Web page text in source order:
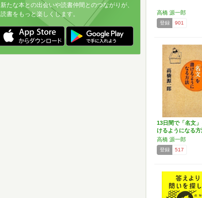
高橋 源一郎
登録 901
13日間で「名文
けるようになる方
高橋 源一郎
登録 517
新たな本との出会いや読書仲間とのつながりが、
読書をもっと楽しくします。